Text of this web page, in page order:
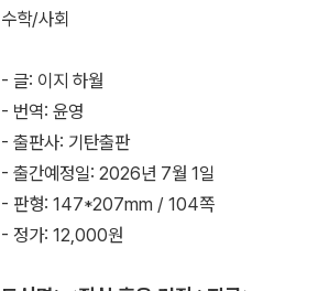
수학/사회
- 글: 이지 하월
- 번역: 윤영
- 출판사: 기탄출판
- 출간예정일: 2026년 7월 1일
- 판형: 147*207mm / 104쪽
- 정가: 12,000원